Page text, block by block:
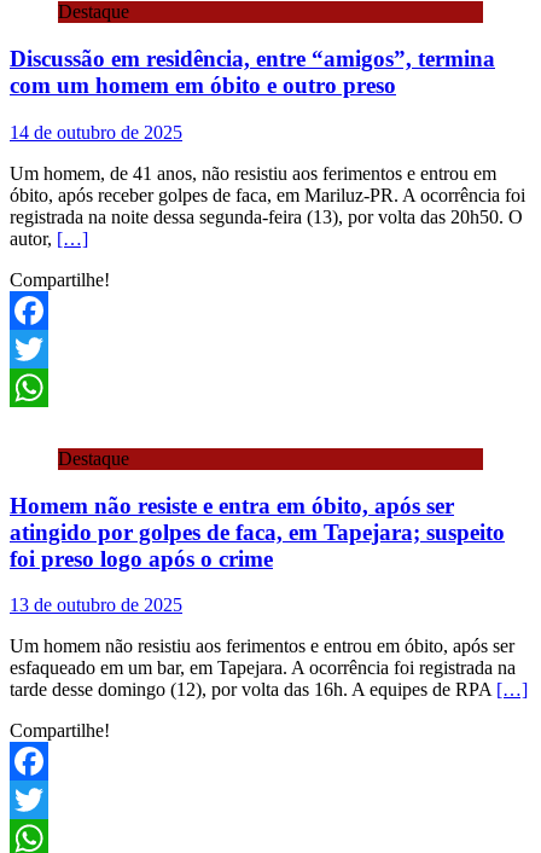
Destaque
Discussão em residência, entre “amigos”, termina
com um homem em óbito e outro preso
14 de outubro de 2025
Um homem, de 41 anos, não resistiu aos ferimentos e entrou em
óbito, após receber golpes de faca, em Mariluz-PR. A ocorrência foi
registrada na noite dessa segunda-feira (13), por volta das 20h50. O
autor, […]
Compartilhe!
Facebook
Twitter
Destaque
Homem não resiste e entra em óbito, após ser
atingido por golpes de faca, em Tapejara; suspeito
foi preso logo após o crime
13 de outubro de 2025
Um homem não resistiu aos ferimentos e entrou em óbito, após ser
esfaqueado em um bar, em Tapejara. A ocorrência foi registrada na
tarde desse domingo (12), por volta das 16h. A equipes de RPA […]
Compartilhe!
Facebook
Twitter